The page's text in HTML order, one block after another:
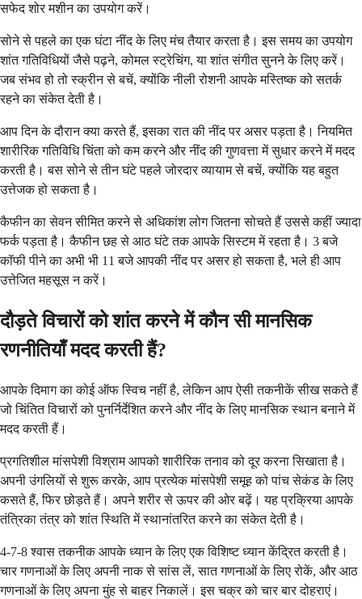
सफेद शोर मशीन का उपयोग करें।
सोने से पहले का एक घंटा नींद के लिए मंच तैयार करता है। इस समय का उपयोग
शांत गतिविधियों जैसे पढ़ने, कोमल स्ट्रेचिंग, या शांत संगीत सुनने के लिए करें।
जब संभव हो तो स्क्रीन से बचें, क्योंकि नीली रोशनी आपके मस्तिष्क को सतर्क
रहने का संकेत देती है।
आप दिन के दौरान क्या करते हैं, इसका रात की नींद पर असर पड़ता है। नियमित
शारीरिक गतिविधि चिंता को कम करने और नींद की गुणवत्ता में सुधार करने में मदद
करती है। बस सोने से तीन घंटे पहले जोरदार व्यायाम से बचें, क्योंकि यह बहुत
उत्तेजक हो सकता है।
कैफीन का सेवन सीमित करने से अधिकांश लोग जितना सोचते हैं उससे कहीं ज्यादा
फर्क पड़ता है। कैफीन छह से आठ घंटे तक आपके सिस्टम में रहता है। 3 बजे
कॉफी पीने का अभी भी 11 बजे आपकी नींद पर असर हो सकता है, भले ही आप
उत्तेजित महसूस न करें।
दौड़ते विचारों को शांत करने में कौन सी मानसिक
रणनीतियाँ मदद करती हैं?
आपके दिमाग का कोई ऑफ स्विच नहीं है, लेकिन आप ऐसी तकनीकें सीख सकते हैं
जो चिंतित विचारों को पुनर्निर्देशित करने और नींद के लिए मानसिक स्थान बनाने में
मदद करती हैं।
प्रगतिशील मांसपेशी विश्राम आपको शारीरिक तनाव को दूर करना सिखाता है।
अपनी उंगलियों से शुरू करके, आप प्रत्येक मांसपेशी समूह को पांच सेकंड के लिए
कसते हैं, फिर छोड़ते हैं। अपने शरीर से ऊपर की ओर बढ़ें। यह प्रक्रिया आपके
तंत्रिका तंत्र को शांत स्थिति में स्थानांतरित करने का संकेत देती है।
4-7-8 श्वास तकनीक आपके ध्यान के लिए एक विशिष्ट ध्यान केंद्रित करती है।
चार गणनाओं के लिए अपनी नाक से सांस लें, सात गणनाओं के लिए रोकें, और आठ
गणनाओं के लिए अपना मुंह से बाहर निकालें। इस चक्र को चार बार दोहराएं।